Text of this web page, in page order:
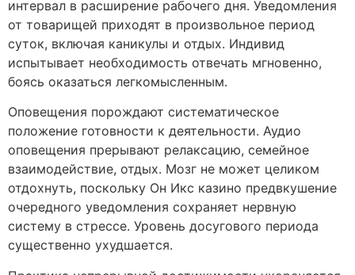
интервал в расширение рабочего дня. Уведомления
от товарищей приходят в произвольное период
суток, включая каникулы и отдых. Индивид
испытывает необходимость отвечать мгновенно,
боясь оказаться легкомысленным.
Оповещения порождают систематическое
положение готовности к деятельности. Аудио
оповещения прерывают релаксацию, семейное
взаимодействие, отдых. Мозг не может целиком
отдохнуть, поскольку Он Икс казино предвкушение
очередного уведомления сохраняет нервную
систему в стрессе. Уровень досугового периода
существенно ухудшается.